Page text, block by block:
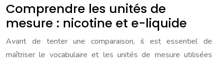
Comprendre les unités de
mesure : nicotine et e-liquide
Avant de tenter une comparaison, il est essentiel de
maîtriser le vocabulaire et les unités de mesure utilisées